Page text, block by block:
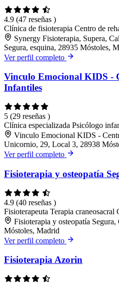
4.9 (47 reseñas )
Clínica de fisioterapia Centro de
Synergy Fisioterapia, Supera,
Segura, esquina, 28935 Móstoles,
Ver perfil completo
Vinculo Emocional KIDS -
Infantiles
5 (29 reseñas )
Clínica especializada Psicólogo
Vinculo Emocional KIDS -
Unicornio, 29, Local 3, 28938
Ver perfil completo
Fisioterapia y osteopatía
4.9 (40 reseñas )
Fisioterapeuta Terapia craneosacral
Fisioterapia y osteopatía
Móstoles, Madrid
Ver perfil completo
Fisioterapia Azorin